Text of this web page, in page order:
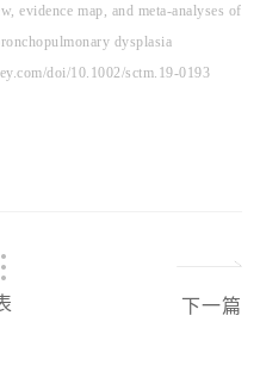
evidence map, and meta‐analyses of
dysplasia
doi/10.1002/sctm.19-0193
下一篇